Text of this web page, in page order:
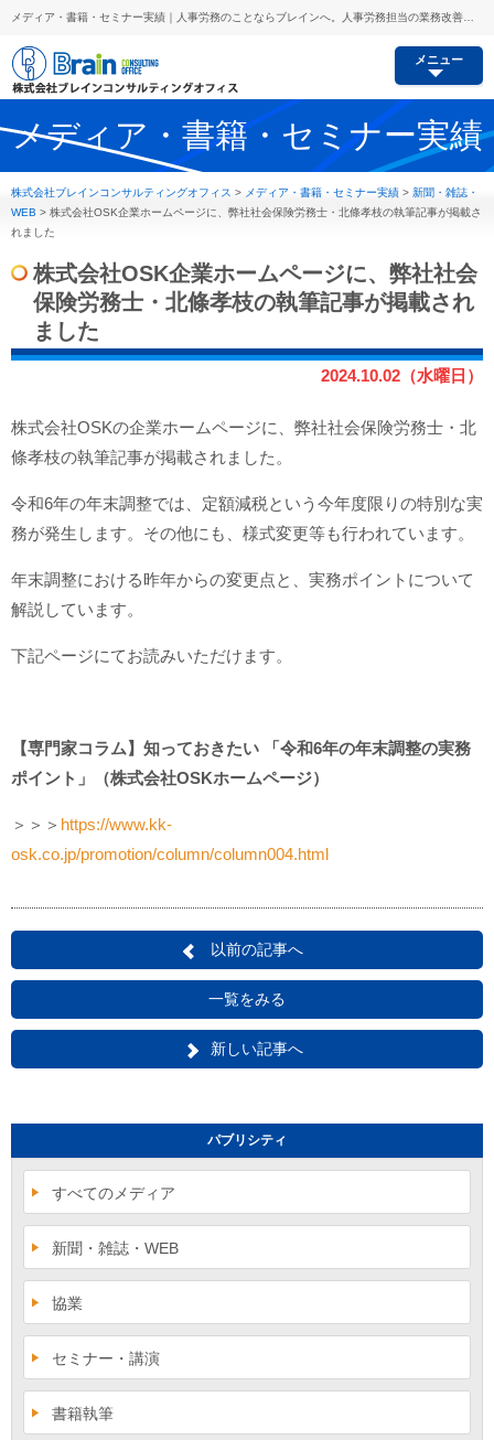
メニュー
メディア・書籍・セミナー実績
株式会社ブレインコンサルティングオフィス > メディア・書籍・セミナー実績 > 新聞・雑誌・
WEB > 株式会社OSK企業ホームページに、弊社社会保険労務士・北條孝枝の執筆記事が掲載さ
れました
株式会社OSK企業ホームページに、弊社社会
保険労務士・北條孝枝の執筆記事が掲載され
ました
2024.10.02（水曜日）
株式会社OSKの企業ホームページに、弊社社会保険労務士・北
條孝枝の執筆記事が掲載されました。
令和6年の年末調整では、定額減税という今年度限りの特別な実
務が発生します。その他にも、様式変更等も行われています。
年末調整における昨年からの変更点と、実務ポイントについて
解説しています。
下記ページにてお読みいただけます。
【専門家コラム】知っておきたい 「令和6年の年末調整の実務
ポイント」（株式会社OSKホームページ）
＞＞＞ https://www.kk-
osk.co.jp/promotion/column/column004.html
以前の記事へ
一覧をみる
新しい記事へ
パブリシティ
すべてのメディア
新聞・雑誌・WEB
協業
セミナー・講演
書籍執筆